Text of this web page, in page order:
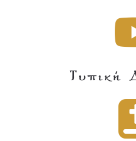
Τυπική